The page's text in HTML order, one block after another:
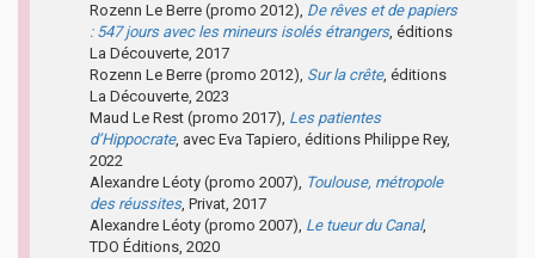
Rozenn Le Berre (promo 2012), De rêves et de papiers
: 547 jours avec les mineurs isolés étrangers, éditions
La Découverte, 2017
Rozenn Le Berre (promo 2012), Sur la crête, éditions
La Découverte, 2023
Maud Le Rest (promo 2017), Les patientes
d’Hippocrate, avec Eva Tapiero, éditions Philippe Rey,
2022
Alexandre Léoty (promo 2007), Toulouse, métropole
des réussites, Privat, 2017
Alexandre Léoty (promo 2007), Le tueur du Canal,
TDO Éditions, 2020